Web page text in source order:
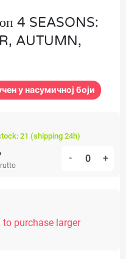
4 SEASONS:
AUTUMN,
у насумичној боји
21 (shipping 24h)
- +
to purchase larger